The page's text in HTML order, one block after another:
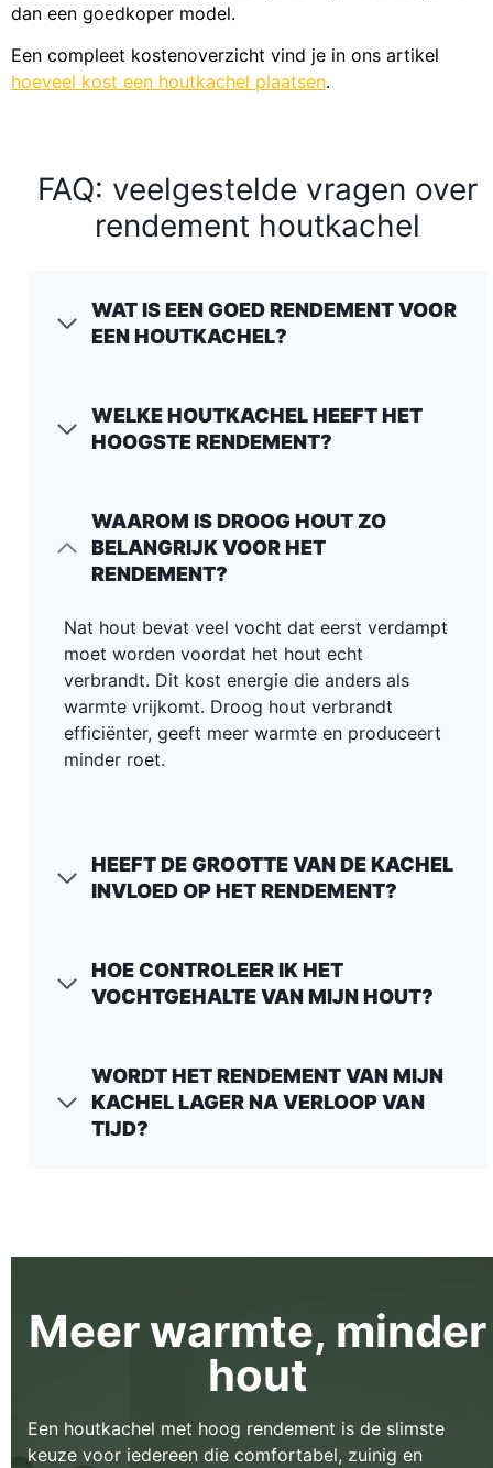
dan een goedkoper model.
Een compleet kostenoverzicht vind je in ons artikel
hoeveel kost een houtkachel plaatsen.
FAQ: veelgestelde vragen over
rendement houtkachel
WAT IS EEN GOED RENDEMENT VOOR
EEN HOUTKACHEL?
WELKE HOUTKACHEL HEEFT HET
HOOGSTE RENDEMENT?
WAAROM IS DROOG HOUT ZO
BELANGRIJK VOOR HET
RENDEMENT?
Nat hout bevat veel vocht dat eerst verdampt
moet worden voordat het hout echt
verbrandt. Dit kost energie die anders als
warmte vrijkomt. Droog hout verbrandt
efficiënter, geeft meer warmte en produceert
minder roet.
HEEFT DE GROOTTE VAN DE KACHEL
INVLOED OP HET RENDEMENT?
HOE CONTROLEER IK HET
VOCHTGEHALTE VAN MIJN HOUT?
WORDT HET RENDEMENT VAN MIJN
KACHEL LAGER NA VERLOOP VAN
TIJD?
Meer warmte, minder
hout
Een houtkachel met hoog rendement is de slimste
keuze voor iedereen die comfortabel, zuinig en